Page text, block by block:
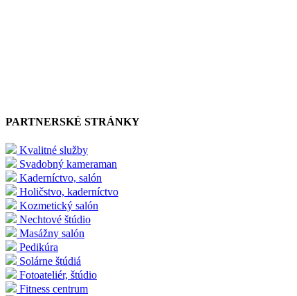
PARTNERSKÉ STRÁNKY
Kvalitné služby
Svadobný kameraman
Kaderníctvo, salón
Holičstvo, kaderníctvo
Kozmetický salón
Nechtové štúdio
Masážny salón
Pedikúra
Solárne štúdiá
Fotoateliér, štúdio
Fitness centrum